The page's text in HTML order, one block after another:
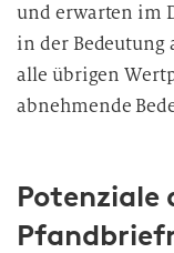
und erwarten im
in der
alle übrigen
abnehmende
Potenziale